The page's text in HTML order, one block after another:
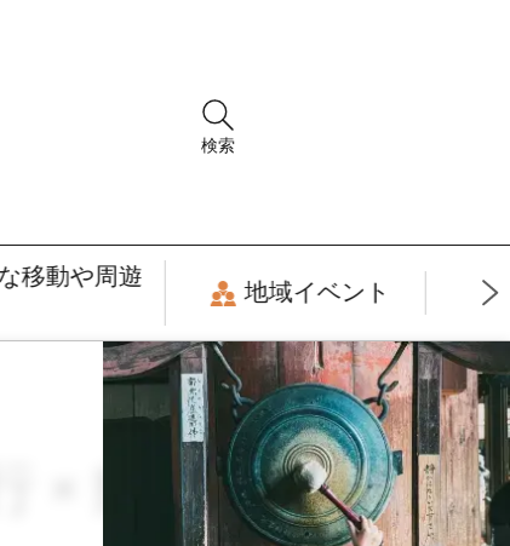
検索
移動や周遊
地域イベント
× 癒し・リラ